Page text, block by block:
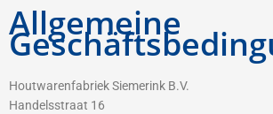
Allgemeine
Houtwarenfabriek Siemerink B.V.
Handelsstraat 16